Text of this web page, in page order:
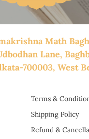
Math
Lane,
700003, West
Terms &
Shipping Policy
Refund &